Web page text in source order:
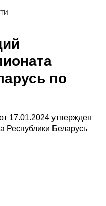
по
17.01.2024 утвержден
Республики Беларусь